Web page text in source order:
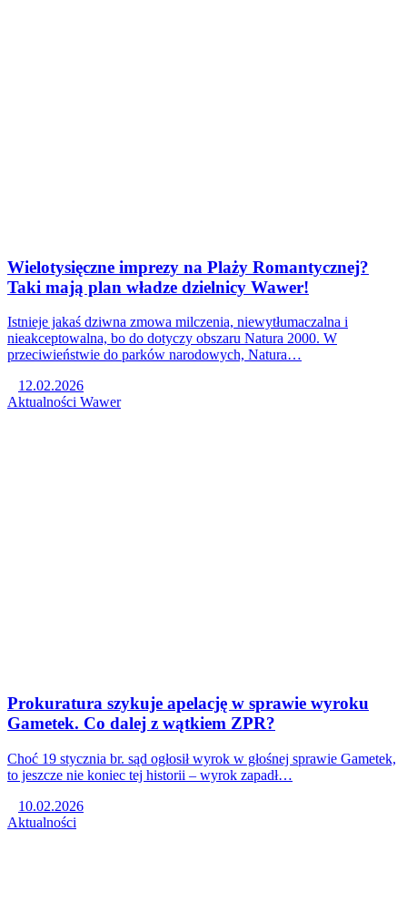
Wielotysięczne imprezy na Plaży Romantycznej?
Taki mają plan władze dzielnicy Wawer!
Istnieje jakaś dziwna zmowa milczenia, niewytłumaczalna i
nieakceptowalna, bo do dotyczy obszaru Natura 2000. W
przeciwieństwie do parków narodowych, Natura…
12.02.2026
Aktualności Wawer
Prokuratura szykuje apelację w sprawie wyroku
Gametek. Co dalej z wątkiem ZPR?
Choć 19 stycznia br. sąd ogłosił wyrok w głośnej sprawie Gametek,
to jeszcze nie koniec tej historii – wyrok zapadł…
10.02.2026
Aktualności